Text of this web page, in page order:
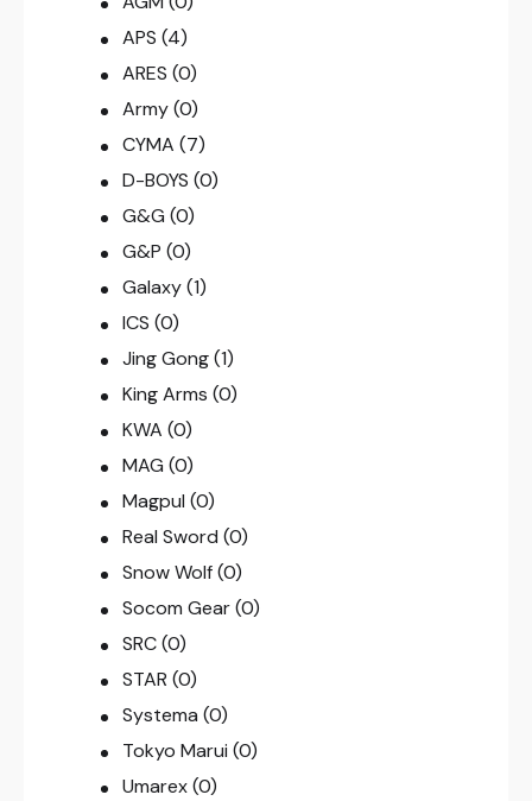
APS (4)
ARES (0)
Army (0)
CYMA (7)
D-BOYS (0)
G&G (0)
G&P (0)
Galaxy (1)
ICS (0)
Jing Gong (1)
King Arms (0)
KWA (0)
MAG (0)
Magpul (0)
Real Sword (0)
Snow Wolf (0)
Socom Gear (0)
SRC (0)
STAR (0)
Systema (0)
Tokyo Marui (0)
Umarex (0)